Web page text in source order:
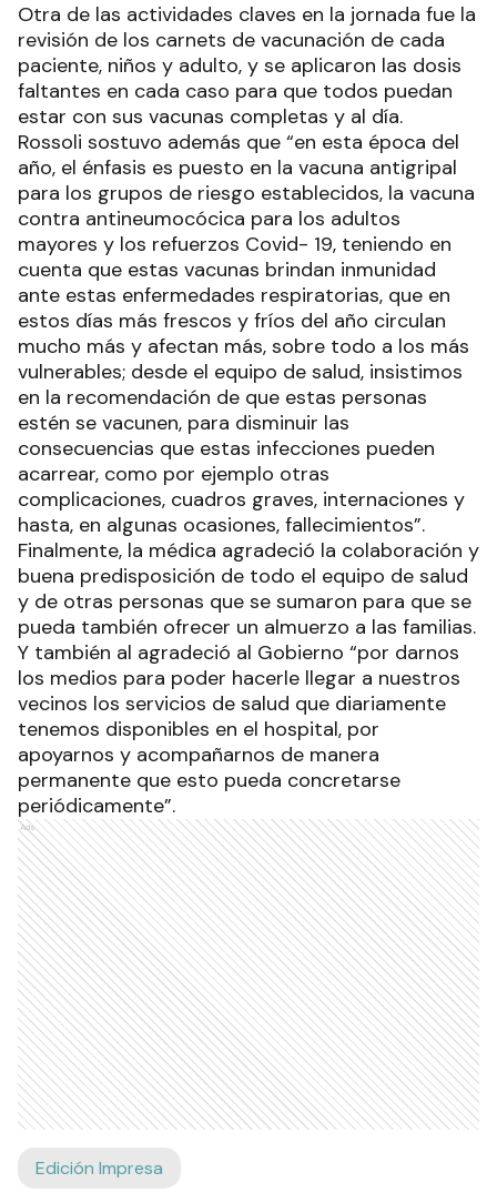
Otra de las actividades claves en la jornada fue la
revisión de los carnets de vacunación de cada
paciente, niños y adulto, y se aplicaron las dosis
faltantes en cada caso para que todos puedan
estar con sus vacunas completas y al día.
Rossoli sostuvo además que “en esta época del
año, el énfasis es puesto en la vacuna antigripal
para los grupos de riesgo establecidos, la vacuna
contra antineumocócica para los adultos
mayores y los refuerzos Covid- 19, teniendo en
cuenta que estas vacunas brindan inmunidad
ante estas enfermedades respiratorias, que en
estos días más frescos y fríos del año circulan
mucho más y afectan más, sobre todo a los más
vulnerables; desde el equipo de salud, insistimos
en la recomendación de que estas personas
estén se vacunen, para disminuir las
consecuencias que estas infecciones pueden
acarrear, como por ejemplo otras
complicaciones, cuadros graves, internaciones y
hasta, en algunas ocasiones, fallecimientos”.
Finalmente, la médica agradeció la colaboración y
buena predisposición de todo el equipo de salud
y de otras personas que se sumaron para que se
pueda también ofrecer un almuerzo a las familias.
Y también al agradeció al Gobierno “por darnos
los medios para poder hacerle llegar a nuestros
vecinos los servicios de salud que diariamente
tenemos disponibles en el hospital, por
apoyarnos y acompañarnos de manera
permanente que esto pueda concretarse
periódicamente”.
Ads
Edición Impresa